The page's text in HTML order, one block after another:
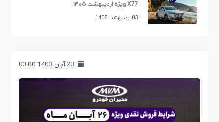
X77 ویژه اردیبهشت ۱۴۰۵
03 اردیبهشت 1405